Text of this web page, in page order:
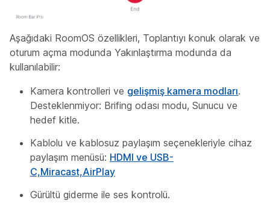
Aşağıdaki RoomOS özellikleri, Toplantıyı konuk olarak ve
oturum açma modunda Yakınlaştırma modunda da
kullanılabilir:
Kamera kontrolleri ve gelişmiş kamera modları.
Desteklenmiyor: Brifing odası modu, Sunucu ve
hedef kitle.
Kablolu ve kablosuz paylaşım seçenekleriyle cihaz
paylaşım menüsü: HDMI ve USB-
C,Miracast,AirPlay
Gürültü giderme ile ses kontrolü.